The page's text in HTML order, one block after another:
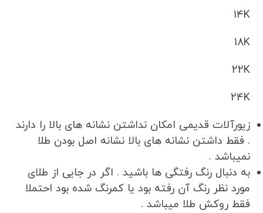
14K
18K
22K
24K
زیورآلات قدیمی امکان نداشتن نشانه های بالا را دارند
. فقط داشتن نشانه های بالا نشانه اصل بودن طلا
نمیباشد .
به دنبال رنگ رفتگی ها باشید . اگر در جایی از طلای
مورد نظر رنگ آن رفته بود یا کمرنگ شده بود احتملا
فقط روکش طلا میباشد .